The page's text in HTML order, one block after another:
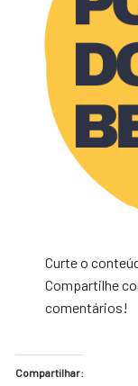
Curte o
Compartilhe
comentários!
Compartilhar: